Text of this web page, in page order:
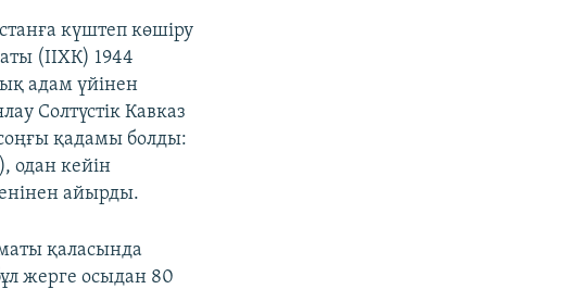
күштеп көшіру
(ІІХК) 1944
адам үйінен
Солтүстік Кавказ
қадамы болды:
одан кейін
айырды.
қаласында
жерге осыдан 80